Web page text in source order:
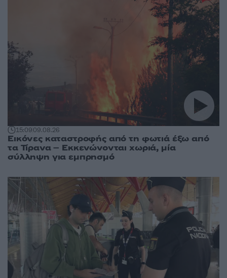
15:0909.08.26
Εικόνες καταστροφής από τη φωτιά έξω από
τα Τίρανα – Εκκενώνονται χωριά, μία
σύλληψη για εμπρησμό